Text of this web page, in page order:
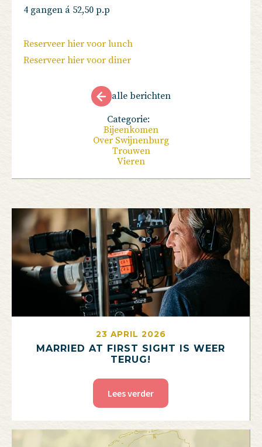
4 gangen á 52,50 p.p
Reserveer hier voor lunch
Reserveer hier voor diner
alle berichten
Categorie:
Bijeenkomen
Over Swijnenburg
Trouwen
Vieren
23 APRIL 2026
MARRIED AT FIRST SIGHT IS WEER
TERUG!
Lees verder